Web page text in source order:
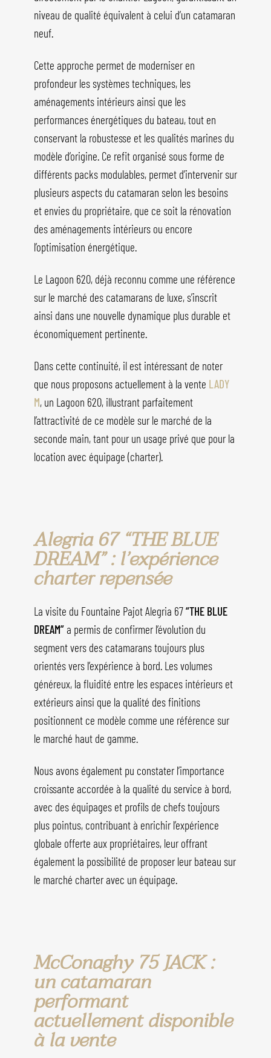
niveau de qualité équivalent à celui d’un catamaran
neuf.
Cette approche permet de moderniser en
profondeur les systèmes techniques, les
aménagements intérieurs ainsi que les
performances énergétiques du bateau, tout en
conservant la robustesse et les qualités marines du
modèle d’origine. Ce refit organisé sous forme de
différents packs modulables, permet d’intervenir sur
plusieurs aspects du catamaran selon les besoins
et envies du propriétaire, que ce soit la rénovation
des aménagements intérieurs ou encore
l’optimisation énergétique.
Le Lagoon 620, déjà reconnu comme une référence
sur le marché des catamarans de luxe, s’inscrit
ainsi dans une nouvelle dynamique plus durable et
économiquement pertinente.
Dans cette continuité, il est intéressant de noter
que nous proposons actuellement à la vente LADY
M, un Lagoon 620, illustrant parfaitement
l’attractivité de ce modèle sur le marché de la
seconde main, tant pour un usage privé que pour la
location avec équipage (charter).
Alegria 67 “THE BLUE
DREAM” : l’expérience
charter repensée
La visite du Fountaine Pajot Alegria 67“THE BLUE
DREAM”a permis de confirmer l’évolution du
segment vers des catamarans toujours plus
orientés vers l’expérience à bord. Les volumes
généreux, la fluidité entre les espaces intérieurs et
extérieurs ainsi que la qualité des finitions
positionnent ce modèle comme une référence sur
le marché haut de gamme.
Nous avons également pu constater l’importance
croissante accordée à la qualité du service à bord,
avec des équipages et profils de chefs toujours
plus pointus, contribuant à enrichir l’expérience
globale offerte aux propriétaires, leur offrant
également la possibilité de proposer leur bateau sur
le marché charter avec un équipage.
McConaghy 75 JACK :
un catamaran
performant
actuellement disponible
à la vente